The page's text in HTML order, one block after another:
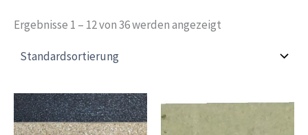
Ergebnisse 1 – 12 von 36 werden angezeigt